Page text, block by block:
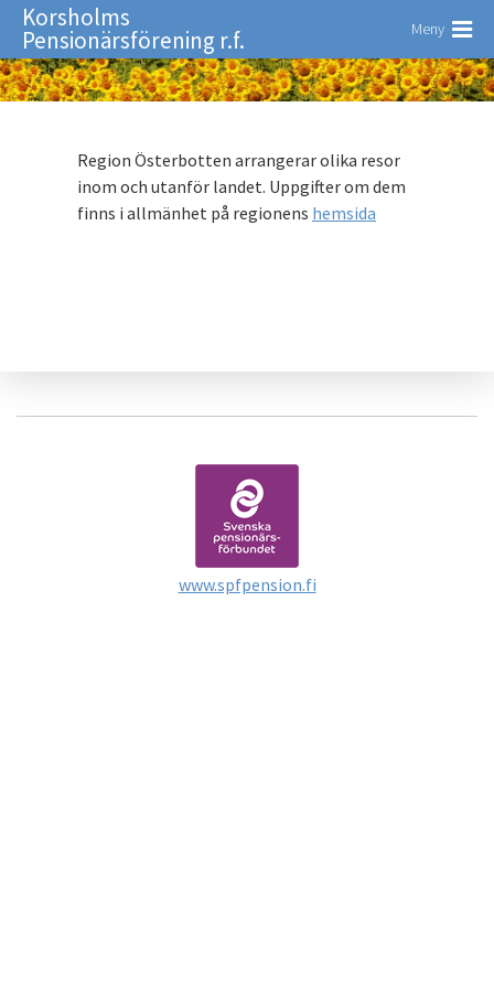
Korsholms
Pensionärsförening r.f. Meny
Region Österbotten arrangerar olika resor
inom och utanför landet. Uppgifter om dem
finns i allmänhet på regionens hemsida
www.spfpension.fi